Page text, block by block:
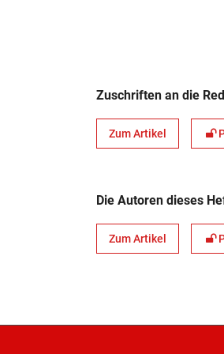
Zuschriften an die
Zum Artikel
Die Autoren dieses
Zum Artikel